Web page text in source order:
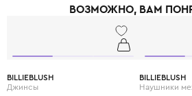
ВОЗМОЖНО, ВАМ
BILLIEBLUSH
Джинсы
BILLIEBLUSH
Наушники